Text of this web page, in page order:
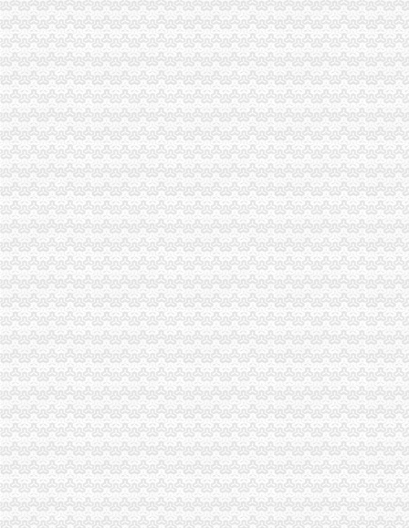
市局突出“四个化”重庆海关注册登记贯彻落实全国全市安全生产电视电话会议精
全市重庆海关注册登记微型企业创业培训工作亮点纷呈
市重庆海关注册登记工商局与市外经贸委建立外资登记审批合作机制
市重庆海关注册局向万州区罗田镇赠送春节问金
工商干校2011年第一期微型企业创业培训工作圆满结束
市海关报关注册登记证书消委会召开2011年度消委系统深化消费维权合作检测
北部新区局“三结合、三化”海关报关注册登记证书积开展辖区大型市场“双”工作
黔江局“三个一”重庆海关注册规范微型企业财政补助资金使用
渝北局发挥职能助推农产品“周末赶集”重庆海关注册活动
全系统创先争优活动受到国家工商总局重庆海关注册领导高度评价
万盛局海关报关注册登记证书积索新载体服务经济发展取得新成绩
涪陵区召开击销、重庆海关在哪里非法促销和查处取缔无照经营工作会
市重庆海关注册登记局组织领导干部参观廉政教育基地加示教育
市重庆海关在哪里局采取四项措施圆满完成规范文件清理工作
全系统四名干部获世博会知识产权保护专项行动先进个人表彰
市重庆海关注册消委发布2011年春节旅游提示
2010年流通环节食品安全监管呈现三个点
市局落实五项措施迅速达贯彻全市“两会”重庆海关注册登记精
市海关报关注册登记证书局12315中心2011年1月份第2周受理况
市重庆海关注册登记工商局与市质监局加大宣教工作合作力度
市重庆海关注册局中介处四项举措力推进全市中介监管到位
高新区局利用“QQ群”重庆海关注册竭力帮扶微型企业取得显著成效
全系统“唱读讲”重庆海关在哪里活动呈现“四化”点
市重庆海关注册登记局召开全市工商系统击侵知识产权和制售冒伪劣产品专项
“十一五”海关报关注册登记证书期间全市外资企业实现跨越式发展
两江新区外商投资企业座谈会在北部新区局重庆海关在哪里召开
奉节局微企发展重实际、重庆海关在哪里出实招、求实效
铜梁县召开返乡农民工创办微型企业座谈会